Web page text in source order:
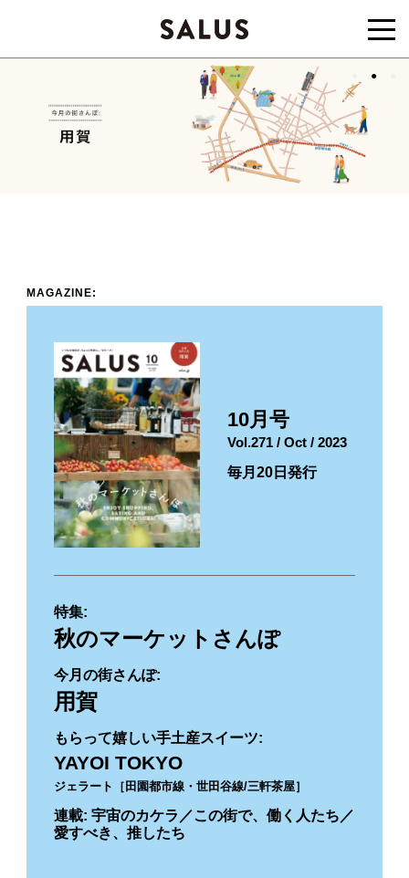
MAGAZINE:
10月号
Vol.271 / Oct / 2023
毎月20日発行
特集:
秋のマーケットさんぽ
今月の街さんぽ:
用賀
もらって嬉しい手土産スイーツ:
YAYOI TOKYO
ジェラート［田園都市線・世田谷線/三軒茶屋］
連載: 宇宙のカケラ／この街で、働く人たち／
愛すべき、推したち